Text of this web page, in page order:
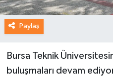
Paylaş
Bursa Teknik
buluşmaları devam